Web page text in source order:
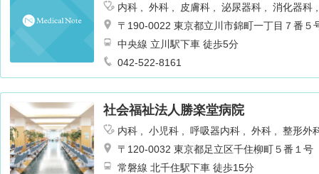
内科 外科 皮膚科 泌尿器科
消化器科
リテーション
肛門科 神経内科
〒190-0022 東京都立川市錦町一丁目７番５
中央線 立川駅下車 徒歩5分
042-522-8161
社会福祉法人勝楽堂病院
内科 小児科 呼吸器内科 外科
整形外
ギー科
リハビリテーション 乳腺外科
〒120-0032 東京都足立区千住柳町５番１号
常磐線 北千住駅下車 徒歩15分